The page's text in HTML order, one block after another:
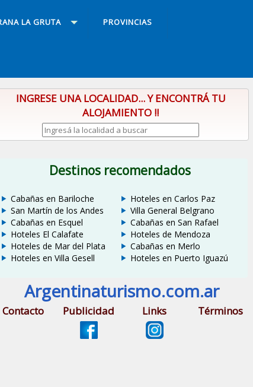
LA GRUTA PROVINCIAS
INGRESE UNA LOCALIDAD... Y ENCONTRÁ TU
ALOJAMIENTO !!
Destinos recomendados
Cabañas en Bariloche
San Martín de los Andes
Cabañas en Esquel
Hoteles El Calafate
Hoteles de Mar del Plata
Hoteles en Villa Gesell
Hoteles en Carlos Paz
Villa General Belgrano
Cabañas en San Rafael
Hoteles de Mendoza
Cabañas en Merlo
Hoteles en Puerto Iguazú
Argentinaturismo.com.ar
Contacto Publicidad Links Términos